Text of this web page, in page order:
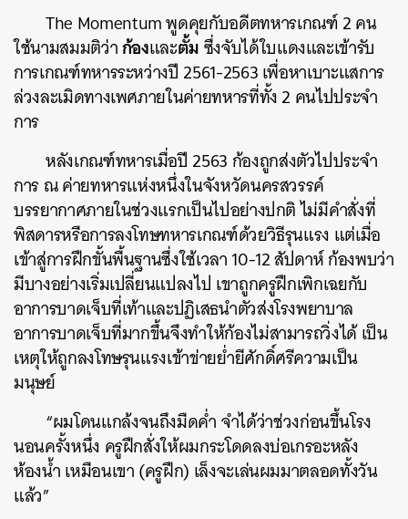
The Momentum พูดคุยกับอดีตทหารเกณฑ์ 2 คน
ใช้นามสมมติว่าก้องและตั้มซึ่งจับได้ใบแดงและเข้ารับ
การเกณฑ์ทหารระหว่างปี 2561-2563 เพื่อหาเบาะแสการ
ล่วงละเมิดทางเพศภายในค่ายทหารที่ทั้ง 2 คนไปประจำ
การ
หลังเกณฑ์ทหารเมื่อปี 2563 ก้องถูกส่งตัวไปประจำ
การ ณ ค่ายทหารแห่งหนึ่งในจังหวัดนครสวรรค์
บรรยากาศภายในช่วงแรกเป็นไปอย่างปกติ ไม่มีคำสั่งที่
พิสดารหรือการลงโทษทหารเกณฑ์ด้วยวิธีรุนแรง แต่เมื่อ
เข้าสู่การฝึกขั้นพื้นฐานซึ่งใช้เวลา 10-12 สัปดาห์ ก้องพบว่า
มีบางอย่างเริ่มเปลี่ยนแปลงไป เขาถูกครูฝึกเพิกเฉยกับ
อาการบาดเจ็บที่เท้าและปฏิเสธนำตัวส่งโรงพยาบาล
อาการบาดเจ็บที่มากขึ้นจึงทำให้ก้องไม่สามารถวิ่งได้ เป็น
เหตุให้ถูกลงโทษรุนแรงเข้าข่ายย่ำยีศักดิ์ศรีความเป็น
มนุษย์
“ผมโดนแกล้งจนถึงมืดค่ำ จำได้ว่าช่วงก่อนขึ้นโรง
นอนครั้งหนึ่ง ครูฝึกสั่งให้ผมกระโดดลงบ่อเกรอะหลัง
ห้องน้ำ เหมือนเขา (ครูฝึก) เล็งจะเล่นผมมาตลอดทั้งวัน
แล้ว”